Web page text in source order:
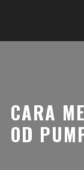
CARA
OD